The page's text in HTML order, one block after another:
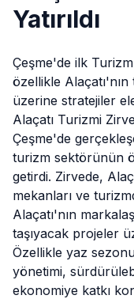
Yatırıldı
Çeşme'de ilk Turizm
özellikle
üzerine stratejiler ele
Alaçatı Turizmi
Çeşme'de
turizm sektörünün
getirdi. Zirvede,
mekanları ve
Alaçatı'nın
taşıyacak projeler
Özellikle yaz
yönetimi,
ekonomiye katkı